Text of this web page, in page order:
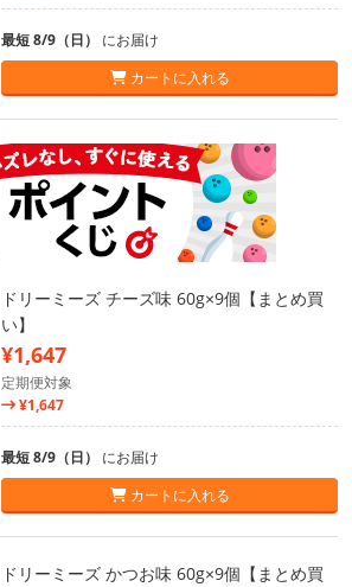
最短 8/9（日） にお届け
カートに入れる
ドリーミーズ チーズ味 60g×9個【まとめ買
い】
¥1,647
定期便対象
¥1,647
最短 8/9（日） にお届け
カートに入れる
ドリーミーズ かつお味 60g×9個【まとめ買